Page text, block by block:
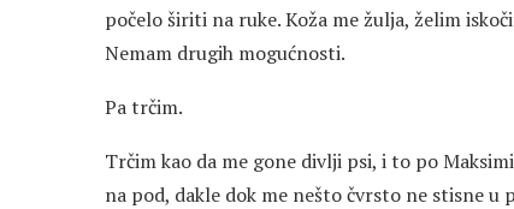
počelo širiti na ruke. Koža me žulja, želim
Nemam drugih mogućnosti.
Pa trčim.
Trčim kao da me gone divlji psi, i to po
na pod, dakle dok me nešto čvrsto ne stisne u